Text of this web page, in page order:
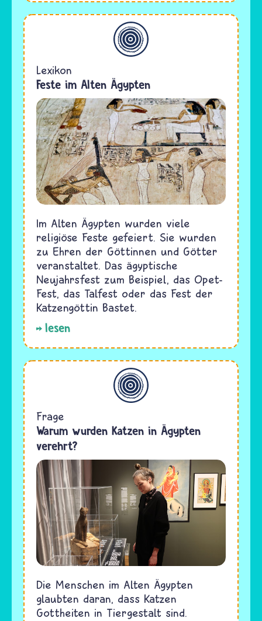
Allgemein
Lexikon
Feste im Alten Ägypten
Im Alten Ägypten wurden viele
religiöse Feste gefeiert. Sie wurden
zu Ehren der Göttinnen und Götter
veranstaltet. Das ägyptische
Neujahrsfest zum Beispiel, das Opet-
Fest, das Talfest oder das Fest der
Katzengöttin Bastet.
lesen
Allgemein
Frage
Warum wurden Katzen in Ägypten
verehrt?
Die Menschen im Alten Ägypten
glaubten daran, dass Katzen
Gottheiten in Tiergestalt sind.